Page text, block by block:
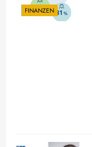
FINANZEN